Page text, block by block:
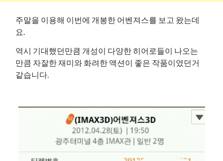
주말을 이용해 이번에 개봉한 어벤져스를 보고 왔는데
요.
역시 기대했던만큼 개성이 다양한 히어로들이 나오는
만큼 자잘한 재미와 화려한 액션이 좋은 작품이였던거
같습니다.